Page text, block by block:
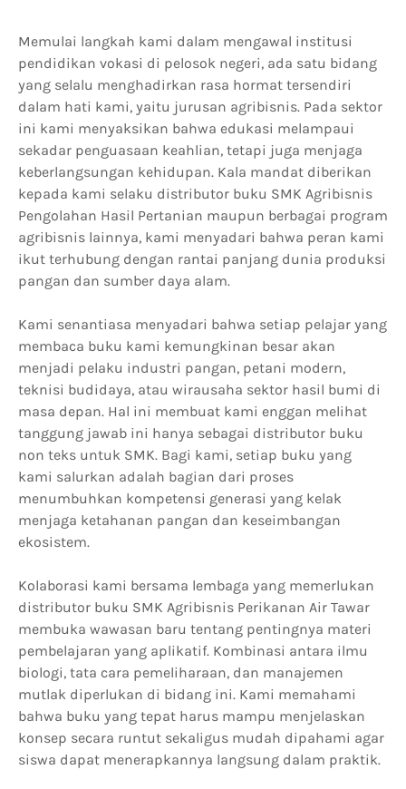
Memulai langkah kami dalam mengawal institusi
pendidikan vokasi di pelosok negeri, ada satu bidang
yang selalu menghadirkan rasa hormat tersendiri
dalam hati kami, yaitu jurusan agribisnis. Pada sektor
ini kami menyaksikan bahwa edukasi melampaui
sekadar penguasaan keahlian, tetapi juga menjaga
keberlangsungan kehidupan. Kala mandat diberikan
kepada kami selaku distributor buku SMK Agribisnis
Pengolahan Hasil Pertanian maupun berbagai program
agribisnis lainnya, kami menyadari bahwa peran kami
ikut terhubung dengan rantai panjang dunia produksi
pangan dan sumber daya alam.
Kami senantiasa menyadari bahwa setiap pelajar yang
membaca buku kami kemungkinan besar akan
menjadi pelaku industri pangan, petani modern,
teknisi budidaya, atau wirausaha sektor hasil bumi di
masa depan. Hal ini membuat kami enggan melihat
tanggung jawab ini hanya sebagai distributor buku
non teks untuk SMK. Bagi kami, setiap buku yang
kami salurkan adalah bagian dari proses
menumbuhkan kompetensi generasi yang kelak
menjaga ketahanan pangan dan keseimbangan
ekosistem.
Kolaborasi kami bersama lembaga yang memerlukan
distributor buku SMK Agribisnis Perikanan Air Tawar
membuka wawasan baru tentang pentingnya materi
pembelajaran yang aplikatif. Kombinasi antara ilmu
biologi, tata cara pemeliharaan, dan manajemen
mutlak diperlukan di bidang ini. Kami memahami
bahwa buku yang tepat harus mampu menjelaskan
konsep secara runtut sekaligus mudah dipahami agar
siswa dapat menerapkannya langsung dalam praktik.